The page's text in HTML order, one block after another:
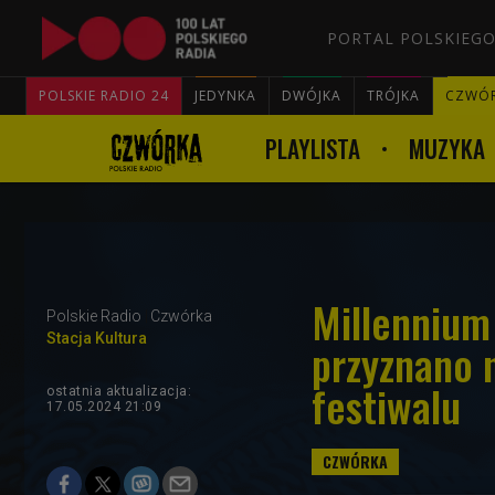
PORTAL
POLSKIE RADIO 24 JEDYNKA DWÓJKA TRÓJKA
PLAYLISTA MUZYKA
Polskie Radio
Czwórka
Stacja Kultura
festiwalu
ostatnia aktualizacja:
17.05.2024 21:09